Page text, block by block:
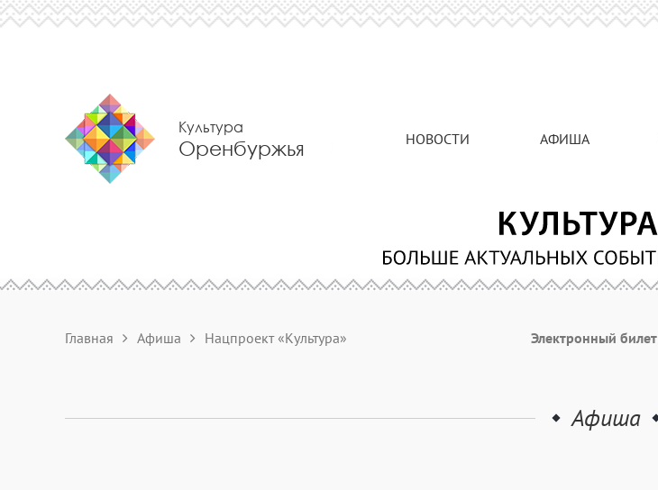
Культура
Оренбуржья НОВОСТИ АФИША
Главная Афиша Нацпроект «Культура» Электронный билет
Афиша